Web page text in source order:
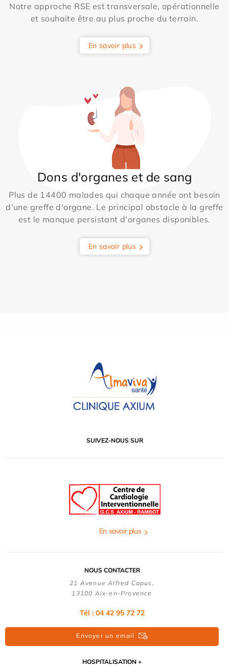
Notre approche RSE est transversale, opérationnelle
et souhaite être au plus proche du terrain.
En savoir plus
Dons d'organes et de sang
Plus de 14400 malades qui chaque année ont besoin
d'une greffe d'organe. Le principal obstacle à la greffe
est le manque persistant d'organes disponibles.
En savoir plus
SUIVEZ-NOUS SUR
En savoir plus
NOUS CONTACTER
21 Avenue Alfred Capus,
13100 Aix-en-Provence
Tél : 04 42 95 72 72
Envoyer un email
HOSPITALISATION